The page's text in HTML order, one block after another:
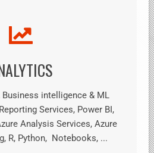
intelligence & ML
Services, Power BI,
Analysis Services, Azure
R, Python, Notebooks, ...